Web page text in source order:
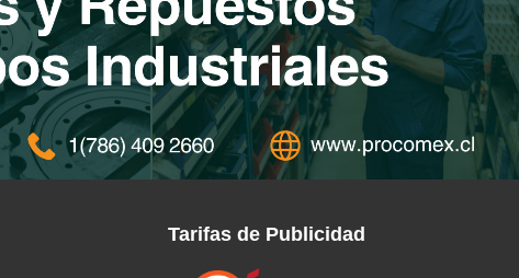
Tarifas de Publicidad